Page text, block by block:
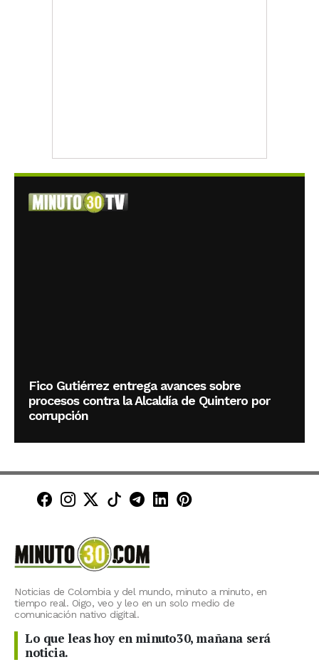
Fico Gutiérrez entrega avances sobre
procesos contra la Alcaldía de Quintero por
corrupción
Minuto30 en Facebook
Minuto30 en Instagram
Minuto30 en X (Twitter)
Minuto30 en TikTok
Canal de Minuto30 en
Minuto30 en LinkedIn
Minuto30 en
Noticias de Colombia y del mundo, minuto a minuto, en
tiempo real. Oigo, veo y leo en un solo medio de
comunicación nativo digital.
Lo que leas hoy en minuto30, mañana será
noticia.